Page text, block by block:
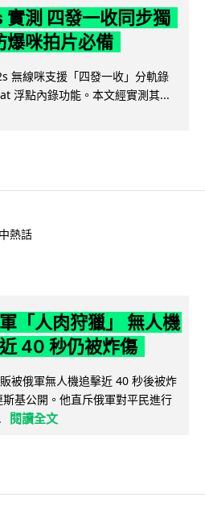
測 四發一收同步獨
咪拍片必備
無線咪支援「四發一收」分軌錄
浮點內錄功能。本文經實測其...
熱話
「人肉狩獵」 無人機
40 秒仍被炸傷
被俄軍無人機追擊近 40 秒後被炸
基公開。他直斥俄軍對平民進行
閱讀全文